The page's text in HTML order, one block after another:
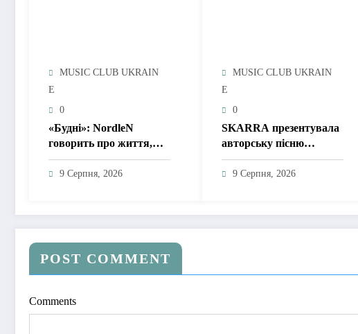
MUSIC CLUB UKRAIN
E
0
«Будні»: NordleN
говорить про життя,
людей, вибір і боротьбу
без зайвих прикрас
9 Серпня, 2026
MUSIC CLUB UKRAIN
E
0
SKARRA презентувала
авторську пісню
«Жінка» – музичний
портрет української
9 Серпня, 2026
POST COMMENT
Comments